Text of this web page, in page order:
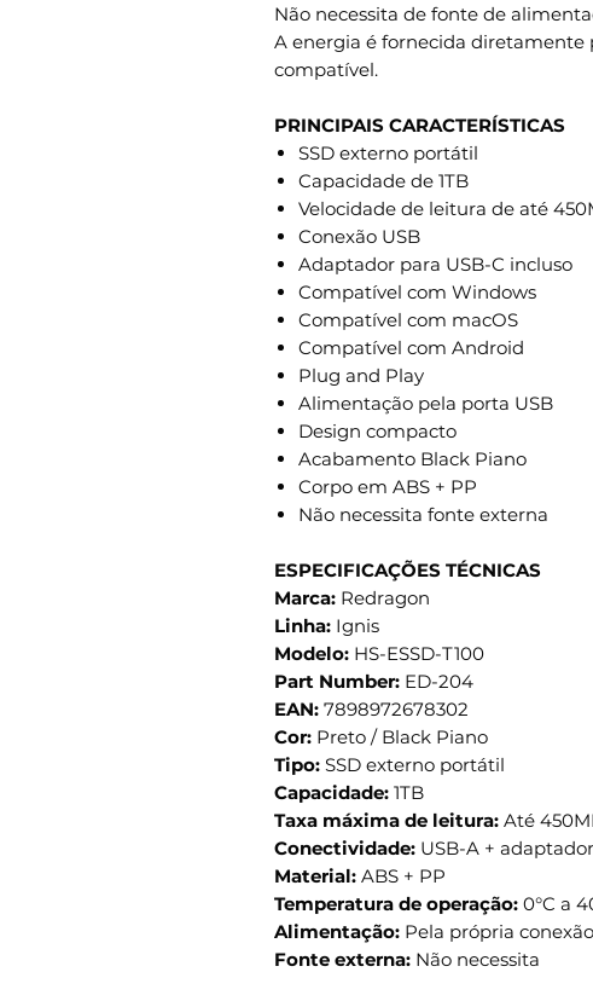
Não necessita de fonte de
A energia é fornecida diretamente
compatível.
PRINCIPAIS CARACTERÍSTICAS
SSD externo portátil
Capacidade de 1TB
Velocidade de leitura de até
Conexão USB
Adaptador para USB-C incluso
Compatível com Windows
Compatível com macOS
Compatível com Android
Plug and Play
Alimentação pela porta USB
Design compacto
Acabamento Black Piano
Corpo em ABS + PP
Não necessita fonte externa
ESPECIFICAÇÕES TÉCNICAS
Marca: Redragon
Linha: Ignis
Modelo: HS-ESSD-T100
Part Number: ED-204
EAN: 7898972678302
Cor: Preto / Black Piano
Tipo: SSD externo portátil
Capacidade: 1TB
Taxa máxima de leitura: Até
Conectividade: USB-A +
Material: ABS + PP
Temperatura de operação: 0°C a
Alimentação: Pela própria
Fonte externa: Não necessita